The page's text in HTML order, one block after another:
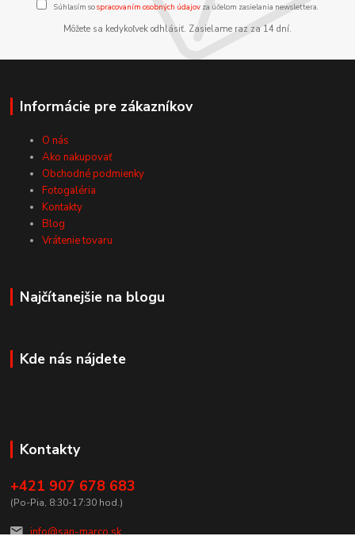
Súhlasím sospracovaním osobných údajov za účelom zasielania newslettera.
Môžete sa kedykoľvek odhlásiť. Zasielame raz za 14 dní.
Informácie pre zákazníkov
O nás
Ako nakupovať
Obchodné podmienky
Fotogaléria
Kontakty
Blog
Vrátenie tovaru
Najčítanejšie na blogu
Kde nás nájdete
Kontakty
+421 907 678 683
(Po-Pia, 8:30-17:30 hod.)
info@san-marco.sk